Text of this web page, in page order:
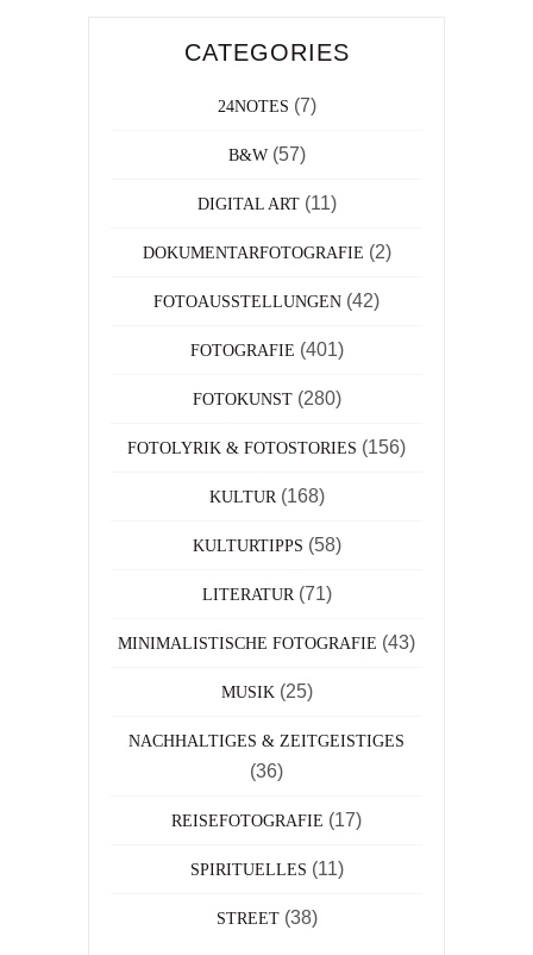
CATEGORIES
24NOTES (7)
B&W(57)
DIGITAL ART(11)
DOKUMENTARFOTOGRAFIE (2)
FOTOAUSSTELLUNGEN (42)
FOTOGRAFIE (401)
FOTOKUNST(280)
FOTOLYRIK & FOTOSTORIES (156)
KULTUR (168)
KULTURTIPPS (58)
LITERATUR (71)
MINIMALISTISCHE FOTOGRAFIE (43)
MUSIK (25)
NACHHALTIGES & ZEITGEISTIGES
(36)
REISEFOTOGRAFIE (17)
SPIRITUELLES (11)
STREET(38)